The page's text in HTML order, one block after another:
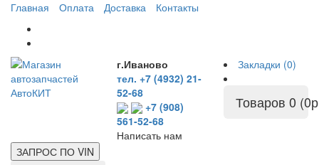
Главная Оплата Доставка Контакты
г.Иваново
тел. +7 (4932) 21-
52-68
+7 (908)
561-52-68
Написать нам
Закладки (0)
Товаров 0
ЗАПРОС ПО VIN